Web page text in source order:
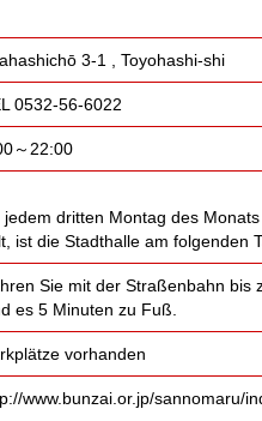
3-1 , Toyohashi-shi
0532-56-6022
～22:00
jedem dritten Montag des
ist die Stadthalle am folgenden
Sie mit der Straßenbahn bis
es 5 Minuten zu Fuß.
vorhanden
www.bunzai.or.jp/sannomaru/